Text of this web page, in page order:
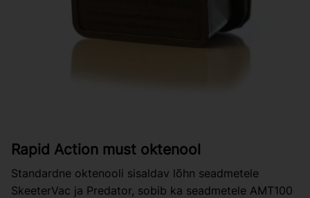
Rapid Action must oktenool
Standardne oktenooli sisaldav lõhn seadmetele
SkeeterVac ja Predator, sobib ka seadmetele AMT100